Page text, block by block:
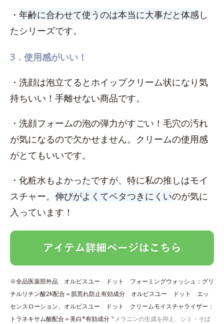
・ 年齢に合わせて使うのは本当に大事だと体感し
たシリーズです。
3．使用感がいい！
・洗顔は泡立てるとホイップクリーム状になり気
持ちいい！手離せない商品です。
・洗顔フォームの泡の弾力がすごい！毛穴の汚れ
が気になるので欠かせません。クリームの使用感
がとてもいいです。
・化粧水もよかったですが、特に私の推しはモイ
スチャー。 伸びがよくてベタつきにくいのが気に
入っています！
※全品医薬部外品 オルビスユー ドット フォーミングウォッシュ：グリ
チルリチン酸2K配合＝肌荒れ防止有効成分 オルビスユー ドット エッ
センスローション、オルビスユー ドット クリームモイスチャライザー：
トラネキサム酸配合＝美白*有効成分*メラニンの生成を抑え、シミ・そば